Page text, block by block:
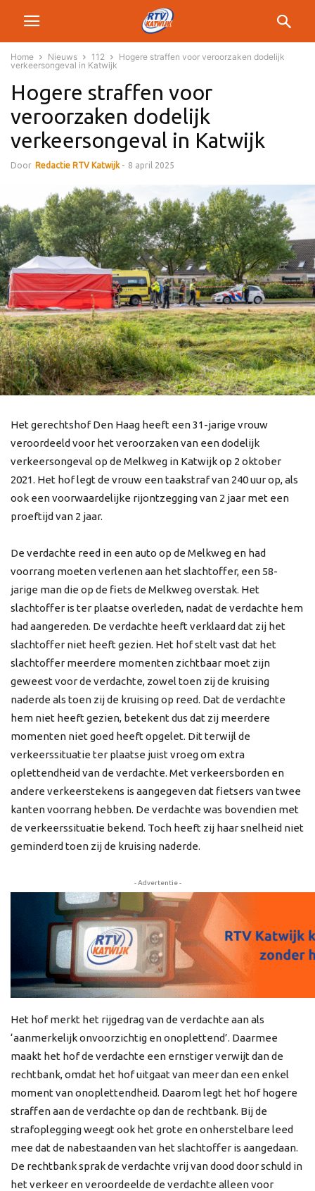
Home Nieuws 112
Hogere straffen voor veroorzaken dodelijk
verkeersongeval in Katwijk
Hogere straffen voor
veroorzaken dodelijk
verkeersongeval in Katwijk
Door Redactie RTV Katwijk - 8 april 2025
Het gerechtshof Den Haag heeft een 31-jarige vrouw
veroordeeld voor het veroorzaken van een dodelijk
verkeersongeval op de Melkweg in Katwijk op 2 oktober
2021. Het hof legt de vrouw een taakstraf van 240 uur op, als
ook een voorwaardelijke rijontzegging van 2 jaar met een
proeftijd van 2 jaar.
De verdachte reed in een auto op de Melkweg en had
voorrang moeten verlenen aan het slachtoffer, een 58-
jarige man die op de fiets de Melkweg overstak. Het
slachtoffer is ter plaatse overleden, nadat de verdachte hem
had aangereden. De verdachte heeft verklaard dat zij het
slachtoffer niet heeft gezien. Het hof stelt vast dat het
slachtoffer meerdere momenten zichtbaar moet zijn
geweest voor de verdachte, zowel toen zij de kruising
naderde als toen zij de kruising op reed. Dat de verdachte
hem niet heeft gezien, betekent dus dat zij meerdere
momenten niet goed heeft opgelet. Dit terwijl de
verkeerssituatie ter plaatse juist vroeg om extra
oplettendheid van de verdachte. Met verkeersborden en
andere verkeerstekens is aangegeven dat fietsers van twee
kanten voorrang hebben. De verdachte was bovendien met
de verkeerssituatie bekend. Toch heeft zij haar snelheid niet
geminderd toen zij de kruising naderde.
- Advertentie -
Het hof merkt het rijgedrag van de verdachte aan als
‘aanmerkelijk onvoorzichtig en onoplettend’. Daarmee
maakt het hof de verdachte een ernstiger verwijt dan de
rechtbank, omdat het hof uitgaat van meer dan een enkel
moment van onoplettendheid. Daarom legt het hof hogere
straffen aan de verdachte op dan de rechtbank. Bij de
strafoplegging weegt ook het grote en onherstelbare leed
mee dat de nabestaanden van het slachtoffer is aangedaan.
De rechtbank sprak de verdachte vrij van dood door schuld in
het verkeer en veroordeelde de verdachte alleen voor